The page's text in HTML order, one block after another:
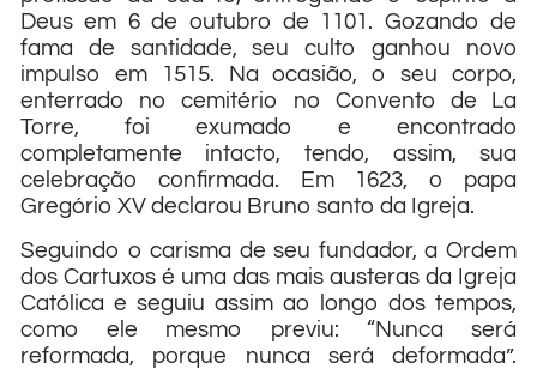
Deus em 6 de outubro de 1101. Gozando de
fama de santidade, seu culto ganhou novo
impulso em 1515. Na ocasião, o seu corpo,
enterrado no cemitério no Convento de La
Torre, foi exumado e encontrado
completamente intacto, tendo, assim, sua
celebração confirmada. Em 1623, o papa
Gregório XV declarou Bruno santo da Igreja.
Seguindo o carisma de seu fundador, a Ordem
dos Cartuxos é uma das mais austeras da Igreja
Católica e seguiu assim ao longo dos tempos,
como ele mesmo previu: “Nunca será
reformada, porque nunca será deformada”.